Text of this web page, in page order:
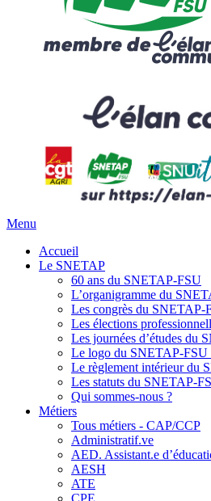
Menu
Accueil
Le SNETAP
60 ans du SNETAP-FSU
L’organigramme du
Les congrès du SNETAP-
Les élections
Les journées d’études du
Le logo du SNETAP-FSU
Le règlement intérieur du
Les statuts du SNETAP-
Qui sommes-nous ?
Métiers
Tous métiers - CAP/CCP
Administratif.ve
AED. Assistant.e
AESH
ATE
CPE